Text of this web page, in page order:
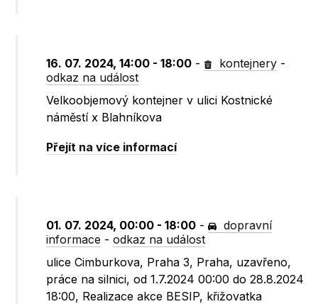
16. 07. 2024, 14:00 - 18:00 - kontejnery -
odkaz na událost
Velkoobjemový kontejner v ulici Kostnické
náměstí x Blahníkova
Přejít na více informací
01. 07. 2024, 00:00 - 18:00 -
dopravní
informace -odkaz na událost
ulice Cimburkova, Praha 3, Praha, uzavřeno,
práce na silnici, od 1.7.2024 00:00 do 28.8.2024
18:00, Realizace akce BESIP, křižovatka